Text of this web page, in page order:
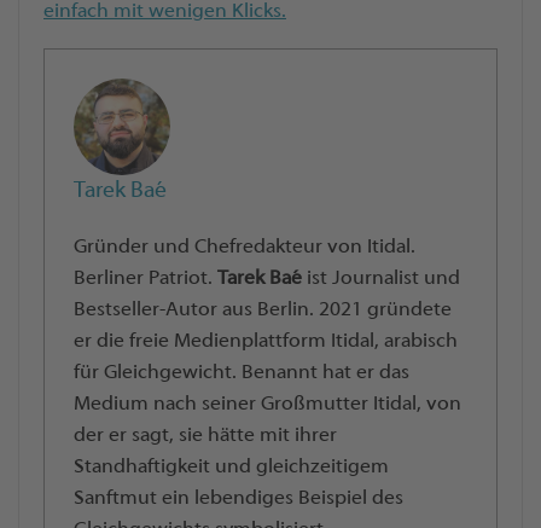
einfach mit wenigen Klicks.
Tarek Baé
Gründer und Chefredakteur von Itidal.
Berliner Patriot. Tarek Baé ist Journalist und
Bestseller-Autor aus Berlin. 2021 gründete
er die freie Medienplattform Itidal, arabisch
für Gleichgewicht. Benannt hat er das
Medium nach seiner Großmutter Itidal, von
der er sagt, sie hätte mit ihrer
Standhaftigkeit und gleichzeitigem
Sanftmut ein lebendiges Beispiel des